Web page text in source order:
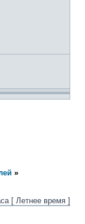
»
[ Летнее время ]